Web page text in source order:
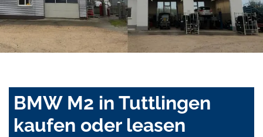
BMW M2 in Tuttlingen
kaufen oder leasen